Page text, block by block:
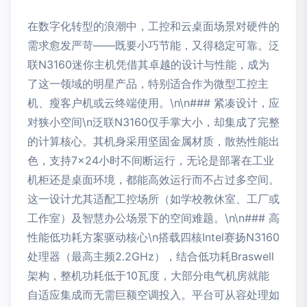
在数字化转型的浪潮中，工控和云桌面场景对硬件的
需求愈发严苛——既要小巧节能，又得稳定可靠。泛
联N3160迷你主机凭借其卓越的设计与性能，成为
了这一领域的明星产品，特别适合作为微型工控主
机、瘦客户机或云终端使用。\n\n### 紧凑设计，应
对狭小空间\n泛联N3160仅手掌大小，却集成了完整
的计算核心。其机身采用坚固金属材质，散热性能出
色，支持7×24小时不间断运行，无论是部署在工业
机柜还是桌面环境，都能高效运行而不占过多空间。
这一设计尤其适配工控场所（如学校教休室、工厂或
工作室）及智慧办公场景下的空间难题。\n\n### 高
性能低功耗方案驱动核心\n搭载四核Intel赛扬N3160
处理器（最高主频2.2GHz），结合低功耗Braswell
架构，整机功耗低于10瓦度，大部分电气机房就能
自适应集成而无需巨额空调投入。平台可从容处理如